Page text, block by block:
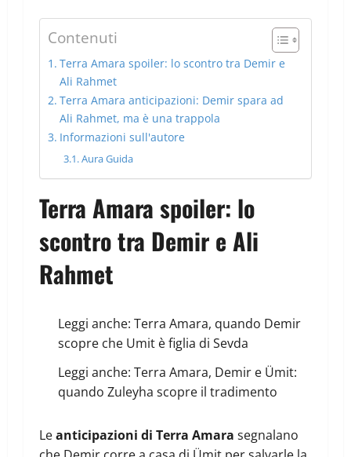
Contenuti
Terra Amara spoiler: lo scontro tra Demir e
Ali Rahmet
Terra Amara anticipazioni: Demir spara ad
Ali Rahmet, ma è una trappola
Informazioni sull'autore
Aura Guida
Terra Amara spoiler: lo
scontro tra Demir e Ali
Rahmet
Leggi anche: Terra Amara, quando Demir
scopre che Umit è figlia di Sevda
Leggi anche: Terra Amara, Demir e Ümit:
quando Zuleyha scopre il tradimento
Leanticipazioni di Terra Amara segnalano